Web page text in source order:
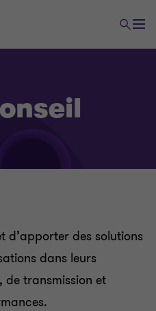
des solutions
dans leurs
de transmission et